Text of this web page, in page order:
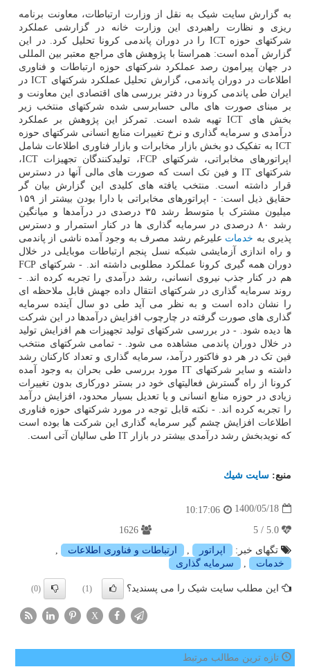
به گزارش سایت شیک به نقل از وزارت ارتباطات، معاونت برنامه
ریزی و نظارت راهبردی این وزارت خانه در گزارشی عملکرد
شرکتهای حوزه ICT را در دوران پاندمی کرونا تحلیل کرد. در این
گزارش آمده است: همراستا با پژوهش های مراجع معتبر بین المللی
در جهان پیرامون رصد عملکرد شرکتهای حوزه ارتباطات و فناوری
اطلاعات در دوران پاندمی، گزارش تحلیل عملکرد شرکتهای ICT در
ایران طی پاندمی کرونا در دفتر بررسی های اقتصادی این معاونت و
بر مبنای صورت های مالی حسابرسی شده شرکتهای منتخب زیر
بخش های ICT تهیه شده است. تمرکز این پژوهش بر عملکرد
درآمدی و سرمایه گذاری و نرخ تغییرات منابع انسانی شرکتهای حوزه
ICT به تفکیک دو بخش بازار مخابرات و بازار فناوری اطلاعات شامل
اپراتورهای مخابراتی، شرکتهای FCP، تولیدکنندگان تجهیزات ICT،
شرکتهای IT و فین تک است که صورت های مالی آنها در دسترس
قرار داشته است. منتخب یافته های کلیدی این گزارش بیان گر
حقایق ذیل است: - اپراتورهای مخابراتی با دارا بودن بیشتر از ۱۵۹
میلیون مشترک با متوسط رشد ۳۵ درصدی در درآمدها و میانگین
رشد ۸۰ درصدی در سرمایه گذاری ها در کنار استمرار و دسترس
پذیری به خدمات علیرغم رشد مصرف به وجود آمده ناشی از پاندمی
و راه اندازی آزمایشی شبکه نسل پنجم ارتباطات موبایلی در خلال
دوران همه گیری کرونا عملکرد مطلوبی داشته اند. - شرکتهای FCP
هم در کنار جذب نیروی انسانی، رشد درآمدی را تجربه کرده اند. -
روند سرمایه گذاری در شرکتهای انتقال داده جهش قابل ملاحظه ای
را نشان داده است و به نظر می آید طی دو سال آینده سرمایه
گذاری های صورت گرفته در چارچوب افزایش درآمدها در این شرکت
ها دیده شود. - در بررسی شرکتهای تولید تجهیزات هم افزایش تولید
در خلال دوران پاندمی مشاهده می شود. - تمامی شرکتهای منتخب
فین تک در هر دو فاکتور درآمد، سرمایه گذاری و تعداد کارکنان رشد
داشته و سایر شرکتهای IT مورد بررسی طی بحران به وجود آمده
کرونا از راه گسترش فعالیتهای خود در بستر دورکاری بدون تغییرات
زیادی در حوزه منابع انسانی و یا تعدیل بسیار محدود، افزایش درآمد
را تجربه کرده اند. - نکته قابل توجه در مورد شرکتهای حوزه فناوری
اطلاعات افزایش چشم گیر سرمایه گذاری این شرکت ها بوده است
که نویدبخش رشد درآمدی بیشتر در بازار IT طی سالیان آتی است.
منبع: سایت شیك
1400/05/18
10:17:06
تگهای خبر:
اپراتور ارتباطات و فناوری اطلاعات
خدمات
سرمایه گذاری
این مطلب سایت شیک را می پسندید؟ (1)
(0)
X
تازه ترین مطالب مرتبط